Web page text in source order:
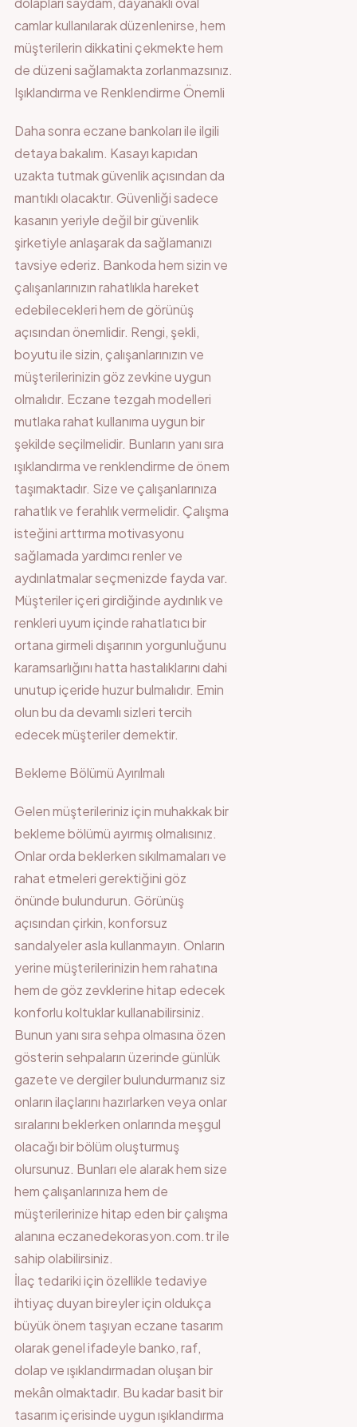
camlar kullanılarak düzenlenirse, hem
müşterilerin dikkatini çekmekte hem
de düzeni sağlamakta zorlanmazsınız.
Işıklandırma ve Renklendirme Önemli
Daha sonra eczane bankoları ile ilgili
detaya bakalım. Kasayı kapıdan
uzakta tutmak güvenlik açısından da
mantıklı olacaktır. Güvenliği sadece
kasanın yeriyle değil bir güvenlik
şirketiyle anlaşarak da sağlamanızı
tavsiye ederiz. Bankoda hem sizin ve
çalışanlarınızın rahatlıkla hareket
edebilecekleri hem de görünüş
açısından önemlidir. Rengi, şekli,
boyutu ile sizin, çalışanlarınızın ve
müşterilerinizin göz zevkine uygun
olmalıdır. Eczane tezgah modelleri
mutlaka rahat kullanıma uygun bir
şekilde seçilmelidir. Bunların yanı sıra
ışıklandırma ve renklendirme de önem
taşımaktadır. Size ve çalışanlarınıza
rahatlık ve ferahlık vermelidir. Çalışma
isteğini arttırma motivasyonu
sağlamada yardımcı renler ve
aydınlatmalar seçmenizde fayda var.
Müşteriler içeri girdiğinde aydınlık ve
renkleri uyum içinde rahatlatıcı bir
ortana girmeli dışarının yorgunluğunu
karamsarlığını hatta hastalıklarını dahi
unutup içeride huzur bulmalıdır. Emin
olun bu da devamlı sizleri tercih
edecek müşteriler demektir.
Bekleme Bölümü Ayırılmalı
Gelen müşterileriniz için muhakkak bir
bekleme bölümü ayırmış olmalısınız.
Onlar orda beklerken sıkılmamaları ve
rahat etmeleri gerektiğini göz
önünde bulundurun. Görünüş
açısından çirkin, konforsuz
sandalyeler asla kullanmayın. Onların
yerine müşterilerinizin hem rahatına
hem de göz zevklerine hitap edecek
konforlu koltuklar kullanabilirsiniz.
Bunun yanı sıra sehpa olmasına özen
gösterin sehpaların üzerinde günlük
gazete ve dergiler bulundurmanız siz
onların ilaçlarını hazırlarken veya onlar
sıralarını beklerken onlarında meşgul
olacağı bir bölüm oluşturmuş
olursunuz. Bunları ele alarak hem size
hem çalışanlarınıza hem de
müşterilerinize hitap eden bir çalışma
alanına eczanedekorasyon.com.tr ile
sahip olabilirsiniz.
İlaç tedariki için özellikle tedaviye
ihtiyaç duyan bireyler için oldukça
büyük önem taşıyan eczane tasarım
olarak genel ifadeyle banko, raf,
dolap ve ışıklandırmadan oluşan bir
mekân olmaktadır. Bu kadar basit bir
tasarım içerisinde uygun ışıklandırma